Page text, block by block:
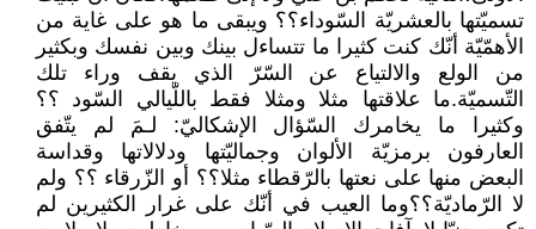
تسميّتها بالعشريّة السّوداء؟؟ ويبقى ما هو على غاية من
الأهمّيّة أنّك كنت كثيرا ما تتساءل بينك وبين نفسك وبكثير
من الولع والالتياع عن السّرّ الذي يقف وراء تلك
التّسميّة.ما علاقتها مثلا ومثلا فقط باللّيالي السّود ؟؟
وكثيرا ما يخامرك السّؤال الإشكاليّ: لـمَ لم يتّفق
العارفون برمزيّة الألوان وجماليّتها ودلالاتها وقداسة
البعض منها على نعتها بالرّقطاء مثلا؟؟ أو الزّرقاء ؟؟ ولم
لا الرّماديّة؟؟وما العيب في أنّك على غرار الكثيرين لم